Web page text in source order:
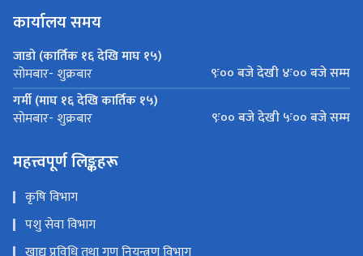
कार्यालय समय
जाडो (कार्तिक १६ देखि माघ १५)
सोमबार- शुक्रबार
९ः०० बजे देखी ४ः०० बजे सम्म
गर्मी (माघ १६ देखि कार्तिक १५)
सोमबार- शुक्रबार ९ः०० बजे देखी ५ः०० बजे सम्म
महत्त्वपूर्ण लिङ्कहरू
कृषि विभाग
पशु सेवा विभाग